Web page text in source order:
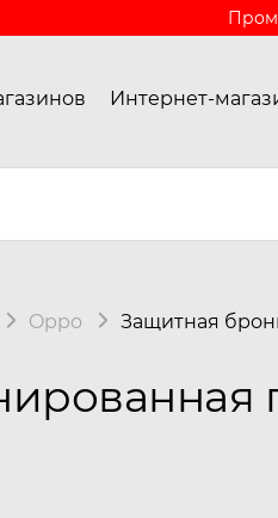
Интернет-
Oppo Защитная